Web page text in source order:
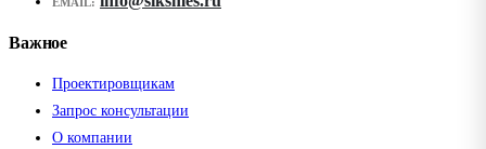
Важное
Проектировщикам
Запрос консультации
О компании